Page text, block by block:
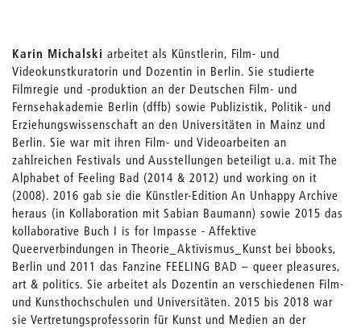
Karin Michalski arbeitet als Künstlerin, Film- und
Videokunstkuratorin und Dozentin in Berlin. Sie studierte
Filmregie und -produktion an der Deutschen Film- und
Fernsehakademie Berlin (dffb) sowie Publizistik, Politik- und
Erziehungswissenschaft an den Universitäten in Mainz und
Berlin. Sie war mit ihren Film- und Videoarbeiten an
zahlreichen Festivals und Ausstellungen beteiligt u.a. mit The
Alphabet of Feeling Bad (2014 & 2012) und working on it
(2008). 2016 gab sie die Künstler-Edition An Unhappy Archive
heraus (in Kollaboration mit Sabian Baumann) sowie 2015 das
kollaborative Buch I is for Impasse - Affektive
Queerverbindungen in Theorie_Aktivismus_Kunst bei bbooks,
Berlin und 2011 das Fanzine FEELING BAD – queer pleasures,
art & politics. Sie arbeitet als Dozentin an verschiedenen Film-
und Kunsthochschulen und Universitäten. 2015 bis 2018 war
sie Vertretungsprofessorin für Kunst und Medien an der